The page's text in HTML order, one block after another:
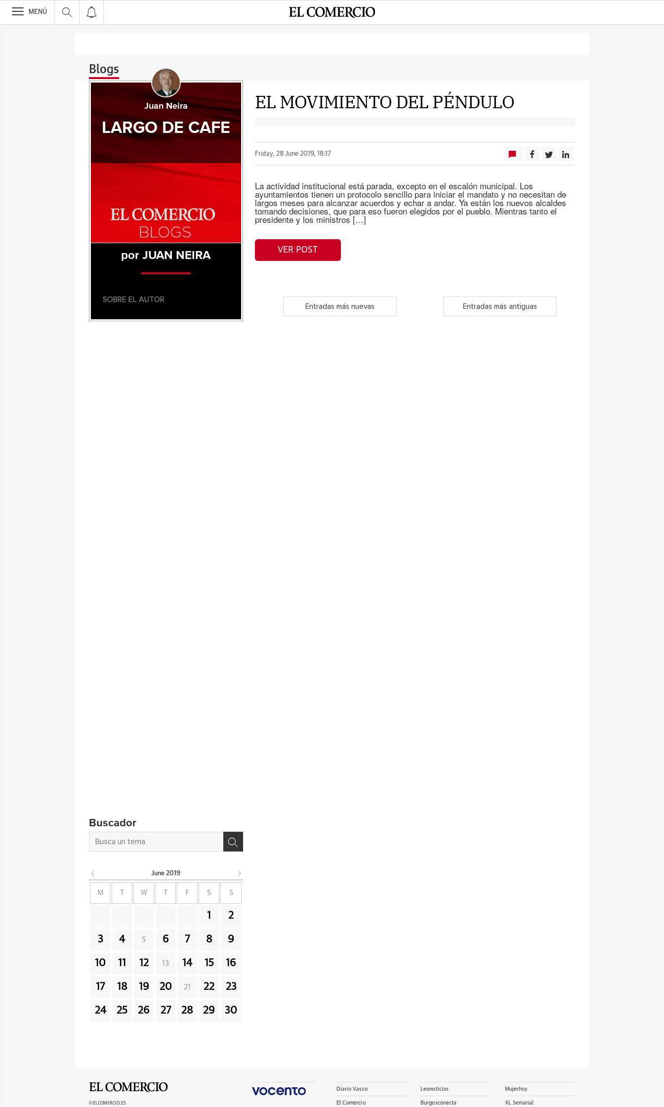
>
MENÚ
Blogs
EL MOVIMIENTO DEL PÉNDULO
Friday, 28 June 2019, 18:17
La actividad institucional está parada, excepto en el escalón municipal. Los
ayuntamientos tienen un protocolo sencillo para iniciar el mandato y no necesitan de
largos meses para alcanzar acuerdos y echar a andar. Ya están los nuevos alcaldes
tomando decisiones, que para eso fueron elegidos por el pueblo. Mientras tanto el
presidente y los ministros […]
VER POST
Entradas más nuevas Entradas más antiguas
Juan Neira
LARGO DE CAFE
por JUAN NEIRA
SOBRE EL AUTOR
Buscador
June 2019
M W F S S
1 2
3 4 5 6 7 8 9
10 11 12 13 14 15 16
17 18 19 20 21 22 23
24 25 26 27 28 29 30
©ELCOMERCIO.ES
Diario Vasco
El Comercio
Leonoticias
Burgosconecta
Mujerhoy
XL Semanal